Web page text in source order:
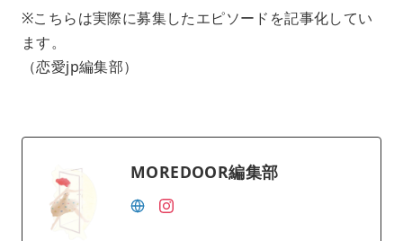
※こちらは実際に募集したエピソードを記事化してい
ます。
（恋愛jp編集部）
MOREDOOR編集部